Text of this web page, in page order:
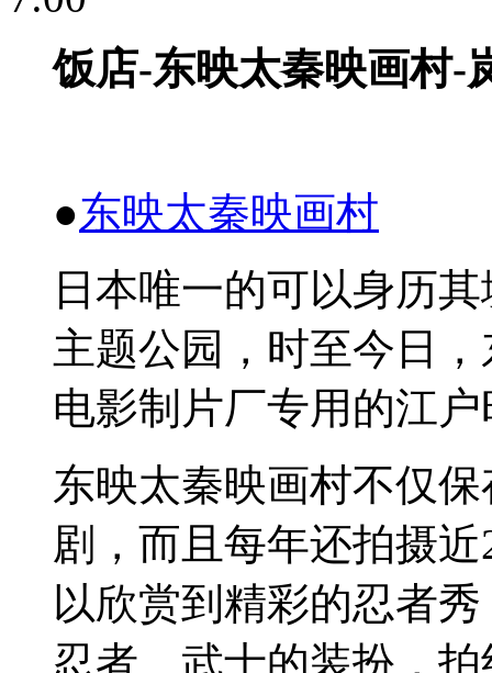
饭店-东映太秦映画村-
●东映太秦映画村
日本唯一的可以身历其
主题公园 ， 时至今日，
电影制片厂专用的江
东映太秦映画村不仅保
剧
，而且每年还拍摄近
以欣赏到精彩的忍者秀
忍者、武士的装扮，拍